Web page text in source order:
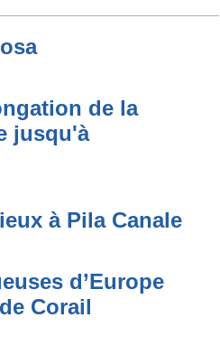
de la
jusqu'à
à Pila Canale
d’Europe
Corail